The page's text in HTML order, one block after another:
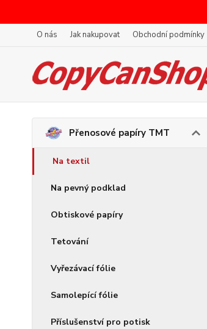
O nás Jak nakupovat Obchodní podmínky
Přenosové papíry TMT
Na textil
Na pevný podklad
Obtiskové papíry
Tetování
Vyřezávací fólie
Samolepící fólie
Příslušenství pro potisk